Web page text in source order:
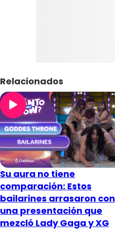
Relacionados
Su aura no tiene
comparación: Estos
bailarines arrasaron con
una presentación que
mezcló Lady Gaga y XG